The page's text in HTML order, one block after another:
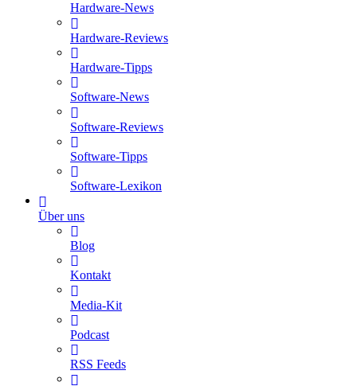
Hardware-News
Hardware-Reviews
Hardware-Tipps
Software-News
Software-Reviews
Software-Tipps
Software-Lexikon
Über uns
Blog
Kontakt
Media-Kit
Podcast
RSS Feeds